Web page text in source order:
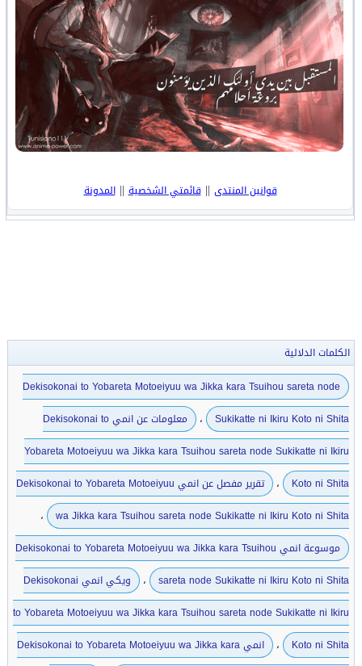
قوانين المنتدى ||قائمتي الشخصية||المدونة
الكلمات الدلالية
Dekisokonai to Yobareta Motoeiyuu wa Jikka kara Tsuihou sareta node
Sukikatte ni Ikiru Koto ni Shita
،
معلومات عن انمي Dekisokonai to
Yobareta Motoeiyuu wa Jikka kara Tsuihou sareta node Sukikatte ni Ikiru
Koto ni Shita
،
تقرير مفصل عن انمي Dekisokonai to Yobareta Motoeiyuu
wa Jikka kara Tsuihou sareta node Sukikatte ni Ikiru Koto ni Shita
،
موسوعة انمي Dekisokonai to Yobareta Motoeiyuu wa Jikka kara Tsuihou
sareta node Sukikatte ni Ikiru Koto ni Shita
،
ويكي انمي Dekisokonai
to Yobareta Motoeiyuu wa Jikka kara Tsuihou sareta node Sukikatte ni Ikiru
Koto ni Shita
،
انمي Dekisokonai to Yobareta Motoeiyuu wa Jikka kara